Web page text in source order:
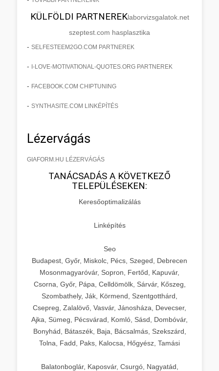
KÜLFÖLDI PARTNEREKlaborvizsgalatok.net
szeptest.com hasplasztika
- SELFESTEEM2GO.COM PARTNEREK
- I-LOVE-MOTIVATIONAL-QUOTES.ORG PARTNEREK
- FACEBOOK.COM CHIPTUNING
- SYNTHASITE.COM LINKÉPÍTÉS
Lézervágás
GIAFORM.HU LÉZERVÁGÁS
TANÁCSADÁS A KÖVETKEZŐ
TELEPÜLÉSEKEN:
Keresőoptimalizálás
Linképítés
Seo
Budapest, Győr, Miskolc, Pécs, Szeged, Debrecen
Mosonmagyaróvár, Sopron, Fertőd, Kapuvár,
Csorna, Győr, Pápa, Celldömölk, Sárvár, Kőszeg,
Szombathely, Ják, Körmend, Szentgotthárd,
Csepreg, Zalalövő, Vasvár, Jánosháza, Devecser,
Ajka, Sümeg, Pécsvárad, Komló, Sásd, Dombóvár,
Bonyhád, Bátaszék, Baja, Bácsalmás, Szekszárd,
Tolna, Fadd, Paks, Kalocsa, Hőgyész, Tamási
Balatonboglár, Kaposvár, Csurgó, Nagyatád,